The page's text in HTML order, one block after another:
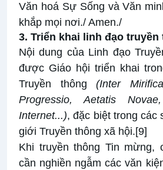
Văn hoá Sự Sống và Văn
khắp mọi nơi./ Amen./
3. Triển khai linh đạo truyền
Nội dung của Linh đạo
được Giáo hội triển khai
Truyền thông(Inter Mirifica
Progressio,Aetatis Novae
Internet...), đặc biệt trong các
giới Truyền thông xã hội.[9]
Khi truyền thông Tin mừng,
cần nghiền ngẫm các văn